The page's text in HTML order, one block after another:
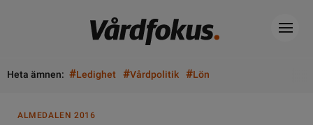
Heta ämnen: #Ledighet #Vårdpolitik #Lön
ALMEDALEN 2016